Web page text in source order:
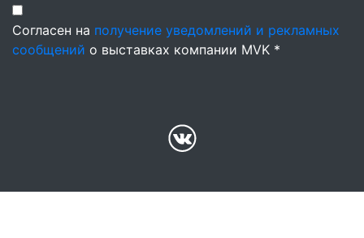
Согласен на получение уведомлений и рекламных
сообщений о выставках компании MVK *